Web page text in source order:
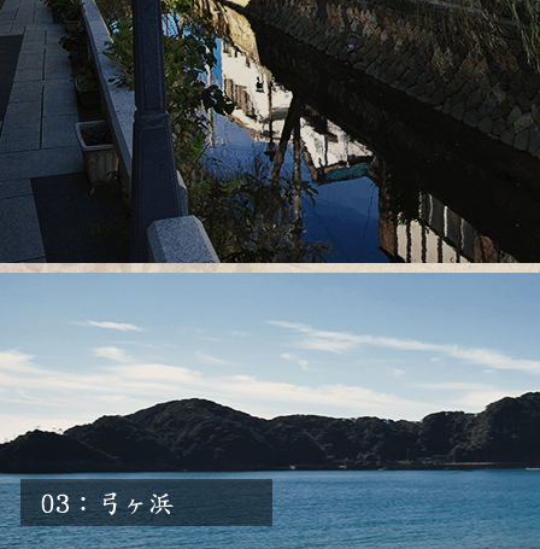
http://www.shimoda-city.info/tourism/